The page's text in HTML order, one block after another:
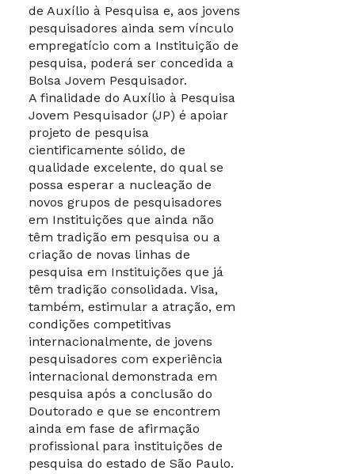
de Auxílio à Pesquisa e, aos jovens
pesquisadores ainda sem vínculo
empregatício com a Instituição de
pesquisa, poderá ser concedida a
Bolsa Jovem Pesquisador.
A finalidade do Auxílio à Pesquisa
Jovem Pesquisador (JP) é apoiar
projeto de pesquisa
cientificamente sólido, de
qualidade excelente, do qual se
possa esperar a nucleação de
novos grupos de pesquisadores
em Instituições que ainda não
têm tradição em pesquisa ou a
criação de novas linhas de
pesquisa em Instituições que já
têm tradição consolidada. Visa,
também, estimular a atração, em
condições competitivas
internacionalmente, de jovens
pesquisadores com experiência
internacional demonstrada em
pesquisa após a conclusão do
Doutorado e que se encontrem
ainda em fase de afirmação
profissional para instituições de
pesquisa do estado de São Paulo.